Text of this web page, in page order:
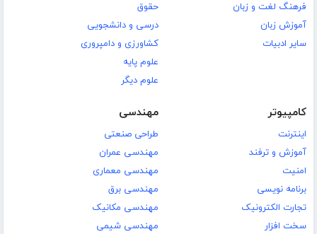
فرهنگ لغت و زبان
آموزش زبان
سایر ادبیات
حقوق
درسی و دانشجویی
کشاورزی و دامپروری
علوم پایه
علوم دیگر
کامپیوتر
اینترنت
آموزش و ترفند
امنیت
برنامه نویسی
تجارت الکترونیک
سخت افزار
مهندسی
طراحی صنعتی
مهندسی عمران
مهندسی معماری
مهندسی برق
مهندسی مکانیک
مهندسی شیمی